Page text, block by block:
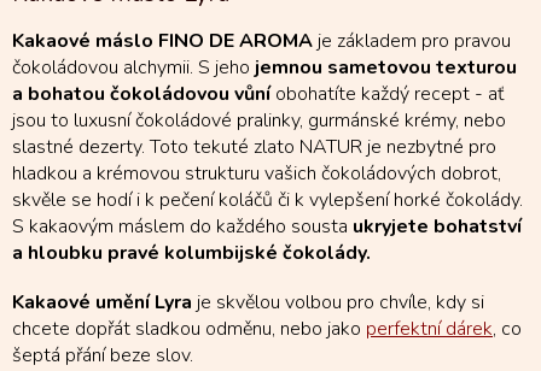
d
a
c
í
p
r
v
k
y
v
ý
i
s
Kakaové máslo FINO DE AROMA je základem pro pravou
čokoládovou alchymii. S jeho jemnou sametovou texturou
a bohatou čokoládovou vůníobohatíte každý recept - ať
jsou to luxusní čokoládové pralinky, gurmánské krémy, nebo
slastné dezerty. Toto tekuté zlato NATUR je nezbytné pro
hladkou a krémovou strukturu vašich čokoládových dobrot,
skvěle se hodí i k pečení koláčů či k vylepšení horké čokolády.
S kakaovým máslem do každého sousta ukryjete bohatství
a hloubku pravé kolumbijské čokolády.
Kakaové umění Lyra je skvělou volbou pro chvíle, kdy si
chcete dopřát sladkou odměnu, nebo jako perfektní dárek, co
šeptá přání beze slov.